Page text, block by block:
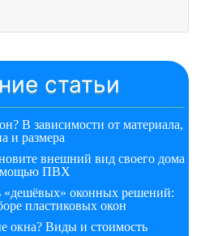
статьи
В зависимости от материала,
и размера
внешний вид своего дома
ПВХ
«дешёвых» оконных решений:
пластиковых окон
окна? Виды и стоимость